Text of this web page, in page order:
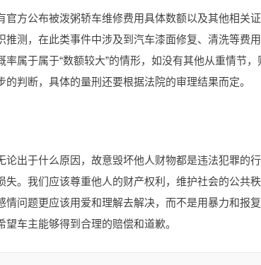
官方公布被泼粥轿车维修费用具体数额以及其他相关
推测，在此类事件中涉及到汽车漆面修复、清洗等费
率属于属于“数额较大”的情形，如没有其他从重情节
判断，具体的量刑还要根据法院的审理结果而定。
论出于什么原因，故意毁坏他人财物都是违法犯罪的
失。我们应该尊重他人的财产权利，维护社会的公共
情问题更应该用爱和理解去解决，而不是用暴力和报
车主能够得到合理的赔偿和道歉。